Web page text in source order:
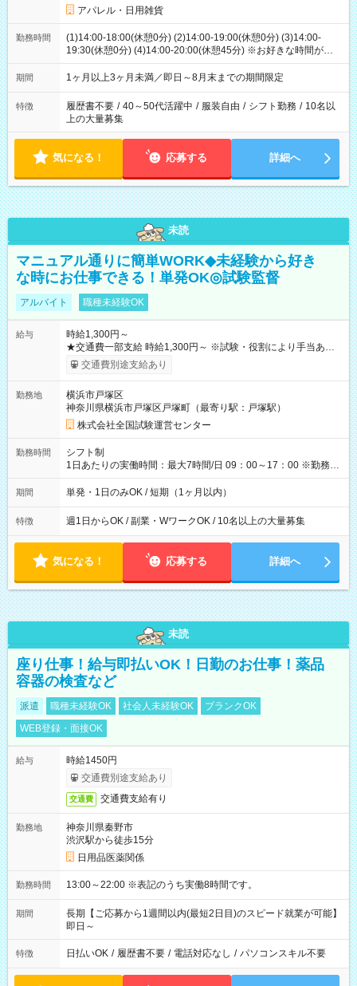
アパレル・日用雑貨
勤務時間
(1)14:00-18:00(休憩0分) (2)14:00-19:00(休憩0分) (3)14:00-
19:30(休憩0分) (4)14:00-20:00(休憩45分) ※お好きな時間が選べ
ます
期間 1ヶ月以上3ヶ月未満／即日～8月末までの期間限定
特徴 履歴書不要 / 40～50代活躍中 / 服装自由 / シフト勤務 / 10名以
上の大量募集
気になる！ 応募する 詳細へ
未読
マニュアル通りに簡単WORK◆未経験から好き
な時にお仕事できる！単発OK◎試験監督
アルバイト 職種未経験OK
給与
時給1,300円～
★交通費一部支給 時給1,300円～ ※試験・役割により手当あり
※勤務回数により昇給あり 【即給（前払い）オプションあ
り！】 希望される場合、勤務から1週間ほどで給与の一部を受け
例】 ・河合塾模擬試験 8:30～17:30（休憩1時間） 時給1,300円
×8時間＝日収10,400円＋交通費 ※当日の役割により時給＋100
円の場合あり ・国家試験 7:00～13:30（休憩なし） 時給1,300
円（役割手当＋100円）×6時間＝日収8,400円＋交通費 【試用期
間】試用期間なし
交通費別途支給あり
勤務地
横浜市戸塚区
神奈川県横浜市戸塚区戸塚町（最寄り駅：戸塚駅）
株式会社全国試験運営センター
勤務時間
シフト制
1日あたりの実働時間：最大7時間/日 09：00～17：00 ※勤務時
間は 試験により異なります。
期間 単発・1日のみOK / 短期（1ヶ月以内）
特徴 週1日からOK / 副業・WワークOK / 10名以上の大量募集
気になる！ 応募する 詳細へ
未読
座り仕事！給与即払いOK！日勤のお仕事！薬品
容器の検査など
派遣 職種未経験OK 社会人未経験OK
ブランクOK
WEB登録・面接OK
給与
時給1450円
交通費別途支給あり
交通費 交通費支給有り
勤務地
神奈川県秦野市
渋沢駅から徒歩15分
日用品医薬関係
勤務時間 13:00～22:00 ※表記のうち実働8時間です。
期間
長期【ご応募から1週間以内(最短2日目)のスピード就業が可能】
即日～
特徴 日払いOK / 履歴書不要 / 電話対応なし / パソコンスキル不要